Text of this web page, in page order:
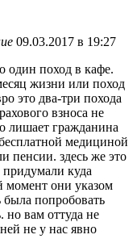
09.03.2017 в 19:27
один поход в кафе.
жизни или поход
это два-три похода
взноса не
лишает гражданина
медициной
пенсии. здесь же это
придумали куда
момент они указом
была попробовать
но вам оттуда не
не у нас явно